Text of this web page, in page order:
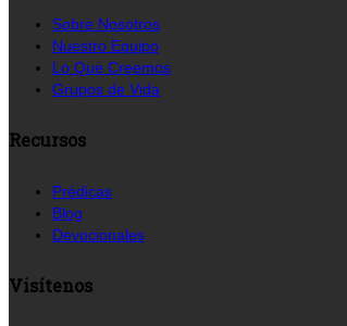
Sobre Nosotros
Nuestro Equipo
Lo Que Creemos
Grupos de Vida
Recursos
Prédicas
Blog
Devocionales
Visítenos